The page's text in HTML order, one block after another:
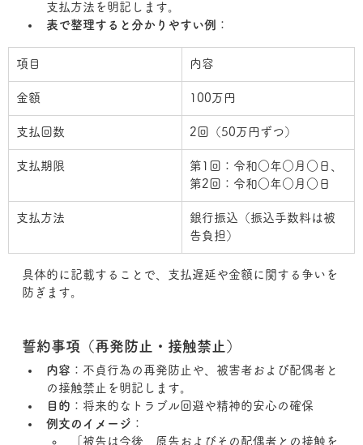
支払方法を明記します。
表で整理すると分かりやすい例 ：
項目 内容
金額 100万円
支払回数 2回（50万円ずつ）
支払期限
第1回：令和○年○月○日、
第2回：令和○年○月○日
支払方法
銀行振込（振込手数料は被
告負担）
具体的に記載することで、支払遅延や金額に関する争いを
防ぎます。
誓約事項（再発防止・接触禁止）
内容 ：不貞行為の再発防止や、被害者および配偶者と
の接触禁止を明記します。
目的 ：将来的なトラブル回避や精神的安心の確保
例文のイメージ ：
「被告は今後、原告およびその配偶者との接触を